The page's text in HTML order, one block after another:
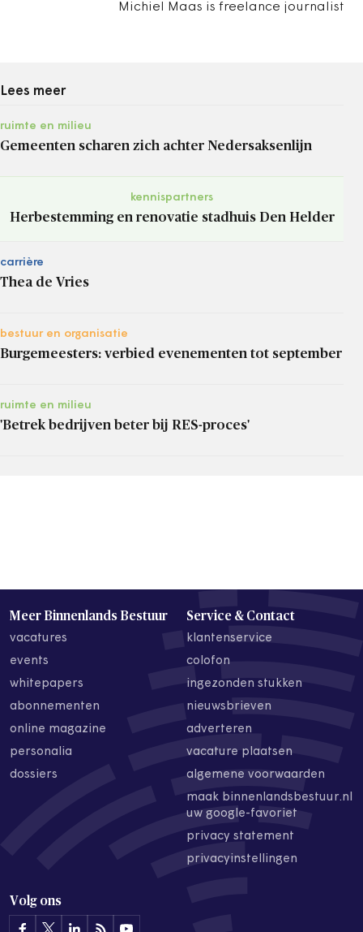
Michiel Maas is freelance journalist
Lees meer
ruimte en milieu
Gemeenten scharen zich achter Nedersaksenlijn
kennispartners
Herbestemming en renovatie stadhuis Den Helder
carrière
Thea de Vries
bestuur en organisatie
Burgemeesters: verbied evenementen tot september
ruimte en milieu
'Betrek bedrijven beter bij RES-proces'
Meer Binnenlands Bestuur
vacatures
events
whitepapers
abonnementen
online magazine
personalia
dossiers
Service & Contact
klantenservice
colofon
ingezonden stukken
nieuwsbrieven
adverteren
vacature plaatsen
algemene voorwaarden
maak binnenlandsbestuur.nl
uw google-favoriet
privacy statement
privacyinstellingen
Volg ons